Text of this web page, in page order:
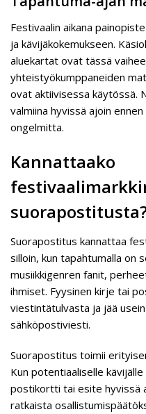
Festivaalin aikana
ja kävijäkokemukseen.
aluekartat ovat tässä
yhteistyökumppaneiden
ovat aktiivisessa käytössä.
valmiina hyvissä ajoin
ongelmitta.
Kannattaako
Suorapostitus kannattaa
silloin, kun tapahtumalla on
musiikkigenren fanit,
ihmiset. Fyysinen kirje tai
viestintätulvasta ja jää
sähköpostiviesti.
Suorapostitus toimii
Kun potentiaaliselle
postikortti tai esite hyvissä
ratkaista